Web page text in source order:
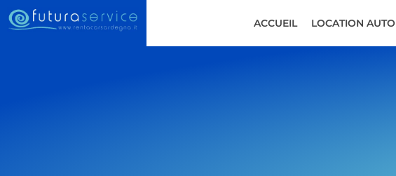
ACCUEIL LOCATION AUTO